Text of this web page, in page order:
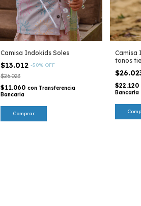
Camisa Indokids Soles
$13.012 -50% OFF
$26.023
$11.060 con Transferencia
Bancaria
Comprar
Camisa
tonos
$22.120
Bancaria